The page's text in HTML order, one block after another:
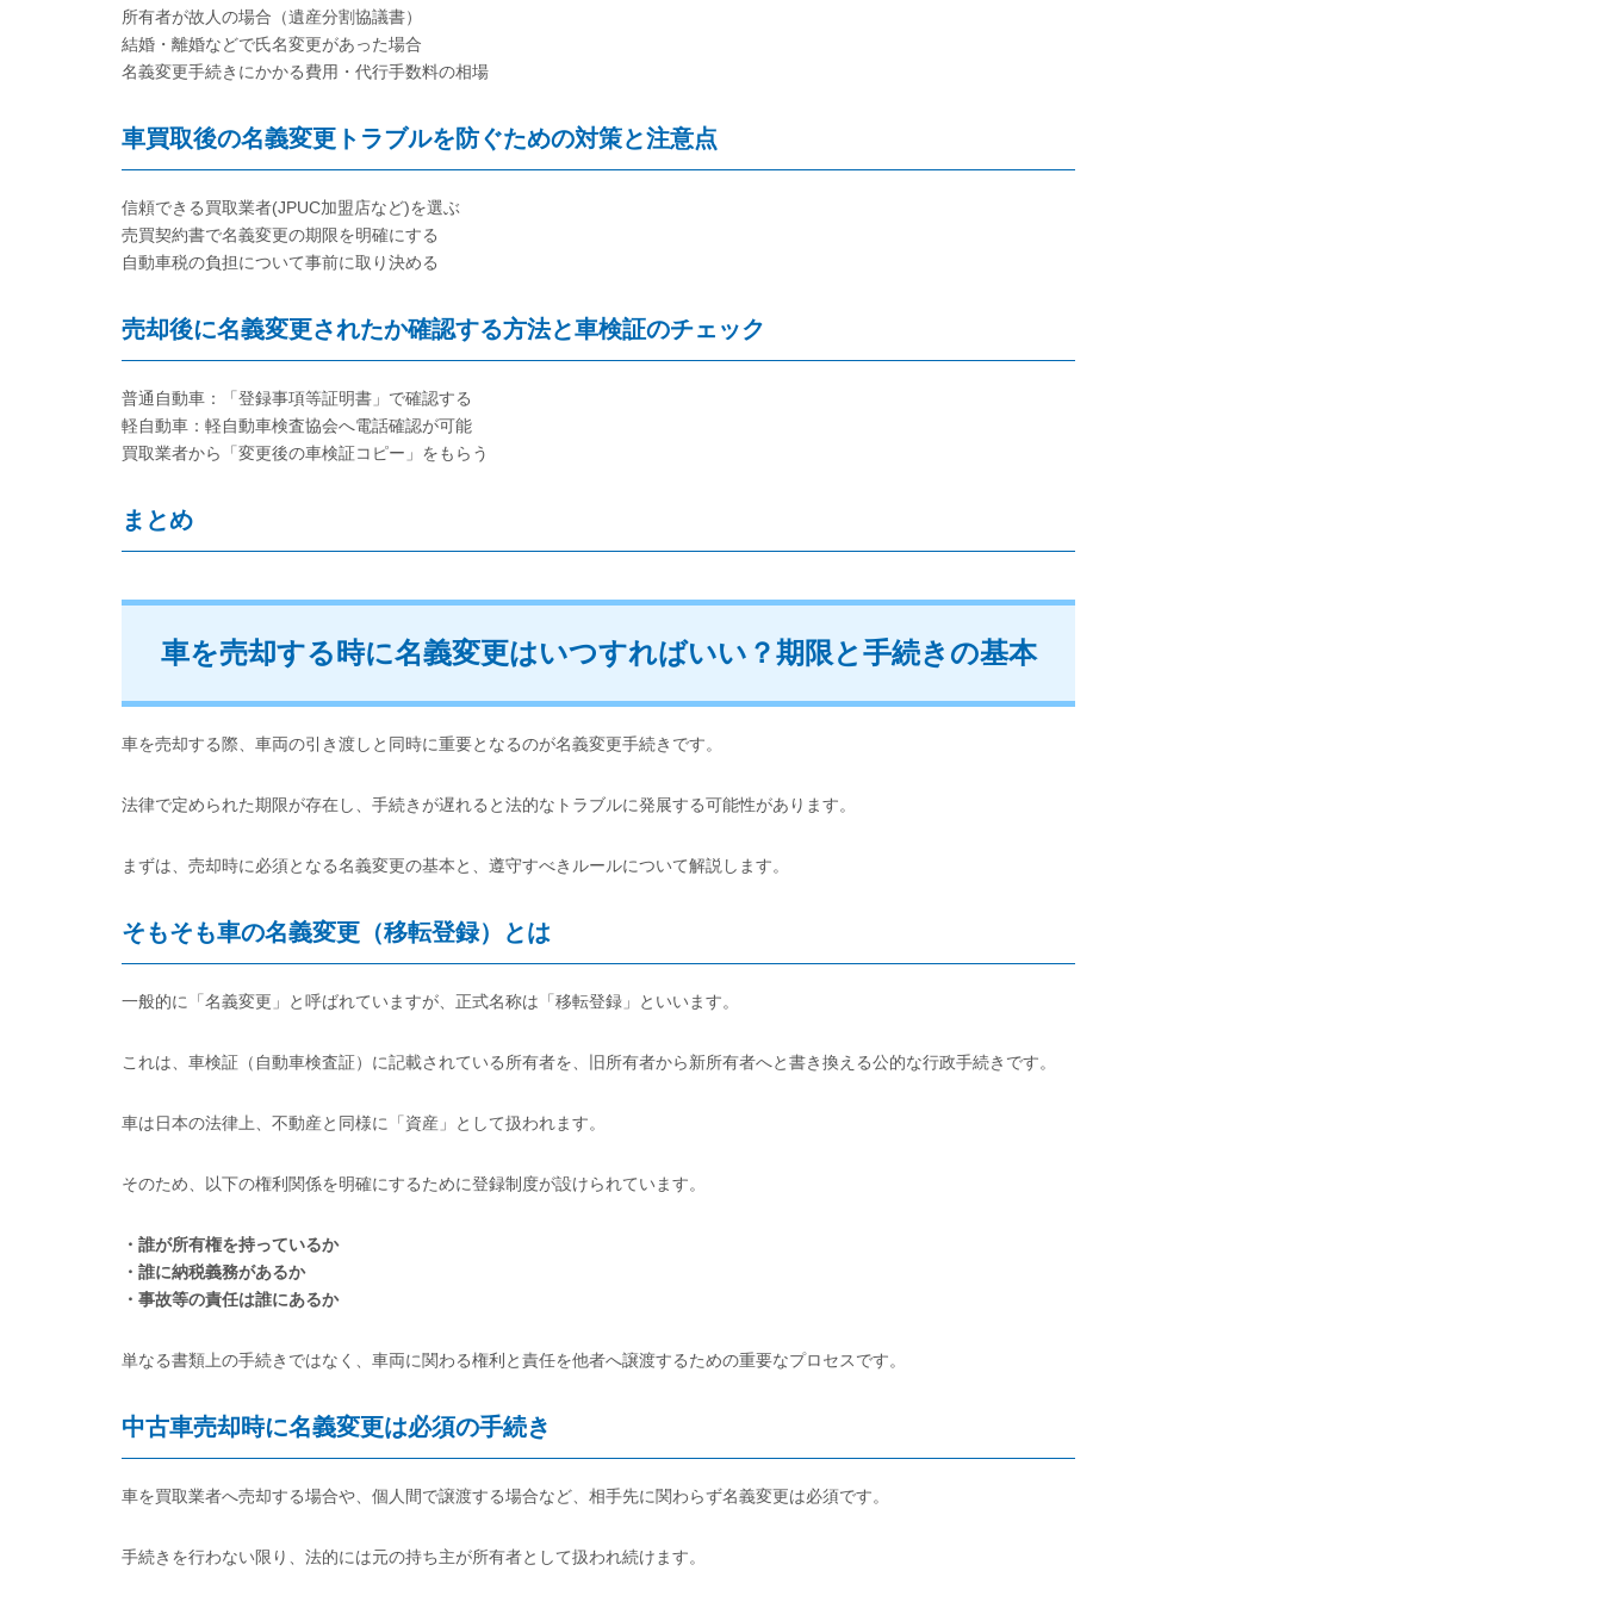
所有者が故人の場合（遺産分割協議書）
結婚・離婚などで氏名変更があった場合
名義変更手続きにかかる費用・代行手数料の相場
車買取後の名義変更トラブルを防ぐための対策と注意点
信頼できる買取業者(JPUC加盟店など)を選ぶ
売買契約書で名義変更の期限を明確にする
自動車税の負担について事前に取り決める
売却後に名義変更されたか確認する方法と車検証のチェック
普通自動車：「登録事項等証明書」で確認する
軽自動車：軽自動車検査協会へ電話確認が可能
買取業者から「変更後の車検証コピー」をもらう
まとめ
車を売却する時に名義変更はいつすればいい？期限と手続きの基本
車を売却する際、車両の引き渡しと同時に重要となるのが名義変更手続きです。
法律で定められた期限が存在し、手続きが遅れると法的なトラブルに発展する可能性があります。
まずは、売却時に必須となる名義変更の基本と、遵守すべきルールについて解説します。
そもそも車の名義変更（移転登録）とは
一般的に「名義変更」と呼ばれていますが、正式名称は「移転登録」といいます。
これは、車検証（自動車検査証）に記載されている所有者を、旧所有者から新所有者へと書き換える公的な行政手続きです。
車は日本の法律上、不動産と同様に「資産」として扱われます。
そのため、以下の権利関係を明確にするために登録制度が設けられています。
・誰が所有権を持っているか
・誰に納税義務があるか
・事故等の責任は誰にあるか
単なる書類上の手続きではなく、車両に関わる権利と責任を他者へ譲渡するための重要なプロセスです。
中古車売却時に名義変更は必須の手続き
車を買取業者へ売却する場合や、個人間で譲渡する場合など、相手先に関わらず名義変更は必須です。
手続きを行わない限り、法的には元の持ち主が所有者として扱われ続けます。